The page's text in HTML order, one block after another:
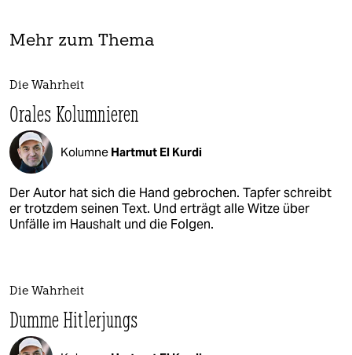
Mehr zum Thema
Die Wahrheit
Orales Kolumnieren
Kolumne Hartmut El Kurdi
Der Autor hat sich die Hand gebrochen. Tapfer schreibt
er trotzdem seinen Text. Und erträgt alle Witze über
Unfälle im Haushalt und die Folgen.
Die Wahrheit
Dumme Hitlerjungs